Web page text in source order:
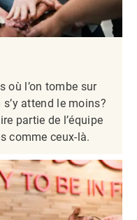
où l’on tombe sur
attend le moins?
partie de l’équipe
comme ceux-là.​​​​​​​